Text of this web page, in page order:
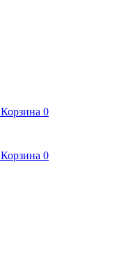
Корзина 0
Корзина 0